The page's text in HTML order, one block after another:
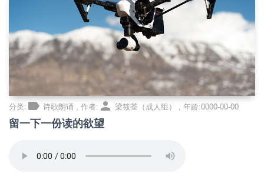
分类: label 诗歌朗诵 , 作者: person 梁筱荃（成人组） , 年龄:0000-00-00
留一下一份读的欲望